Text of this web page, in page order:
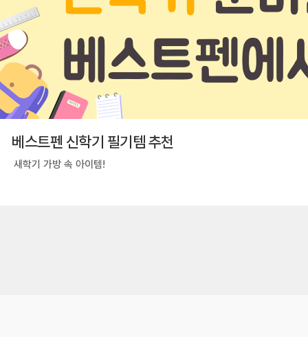
베스트펜 신학기 필기템 추천
새학기 가방 속 아이템!